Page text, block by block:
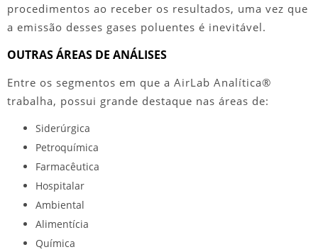
procedimentos ao receber os resultados, uma vez que
a emissão desses gases poluentes é inevitável.
OUTRAS ÁREAS DE ANÁLISES
Entre os segmentos em que a AirLab Analítica®
trabalha, possui grande destaque nas áreas de:
Siderúrgica
Petroquímica
Farmacêutica
Hospitalar
Ambiental
Alimentícia
Química